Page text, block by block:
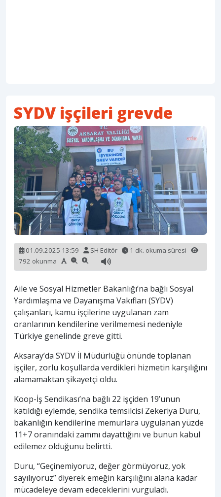
SYDV işçileri grevde
01.09.2025 13:59 SH Editör
1 dk. okuma süresi
792 okunma
Aile ve Sosyal Hizmetler Bakanlığı’na bağlı Sosyal
Yardımlaşma ve Dayanışma Vakıfları (SYDV)
çalışanları, kamu işçilerine uygulanan zam
oranlarının kendilerine verilmemesi nedeniyle
Türkiye genelinde greve gitti.
Aksaray’da SYDV İl Müdürlüğü önünde toplanan
işçiler, zorlu koşullarda verdikleri hizmetin karşılığını
alamamaktan şikayetçi oldu.
Koop-İş Sendikası’na bağlı 22 işçiden 19’unun
katıldığı eylemde, sendika temsilcisi Zekeriya Duru,
bakanlığın kendilerine memurlara uygulanan yüzde
11+7 oranındaki zammı dayattığını ve bunun kabul
edilemez olduğunu belirtti.
Duru, “Geçinemiyoruz, değer görmüyoruz, yok
sayılıyoruz” diyerek emeğin karşılığını alana kadar
mücadeleye devam edeceklerini vurguladı.